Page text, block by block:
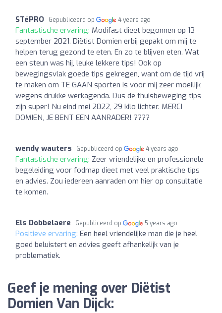
STéPRO Gepubliceerd op 4 years ago
Fantastische ervaring: Modifast dieet begonnen op 13
september 2021. Diëtist Domien erbij gepakt om mij te
helpen terug gezond te eten. En zo te blijven eten. Wat
een steun was hij, leuke lekkere tips! Ook op
bewegingsvlak goede tips gekregen, want om de tijd vrij
te maken om TE GAAN sporten is voor mij zeer moeilijk
wegens drukke werkagenda. Dus de thuisbeweging tips
zijn super! Nu eind mei 2022, 29 kilo lichter. MERCI
DOMIEN, JE BENT EEN AANRADER! ????
wendy wauters Gepubliceerd op 4 years ago
Fantastische ervaring: Zeer vriendelijke en professionele
begeleiding voor fodmap dieet met veel praktische tips
en advies. Zou iedereen aanraden om hier op consultatie
te komen.
Els Dobbelaere Gepubliceerd op 5 years ago
Positieve ervaring: Een heel vriendelijke man die je heel
goed beluistert en advies geeft afhankelijk van je
problematiek.
Geef je mening over Diëtist
Domien Van Dijck: